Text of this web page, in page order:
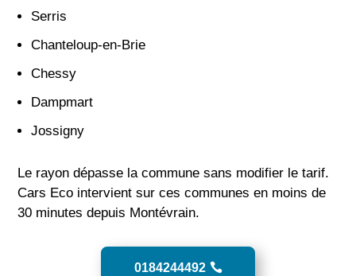
Serris
Chanteloup-en-Brie
Chessy
Dampmart
Jossigny
Le rayon dépasse la commune sans modifier le tarif.
Cars Eco intervient sur ces communes en moins de
30 minutes depuis Montévrain.
0184244492